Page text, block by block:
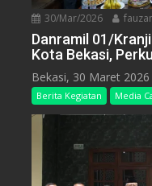
30/Mar/2026
Danramil 01/
Kota Bekasi,
Bekasi, 30 Maret
Berita Kegiatan Media